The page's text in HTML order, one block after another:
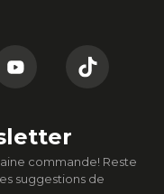
commande! Reste
suggestions de